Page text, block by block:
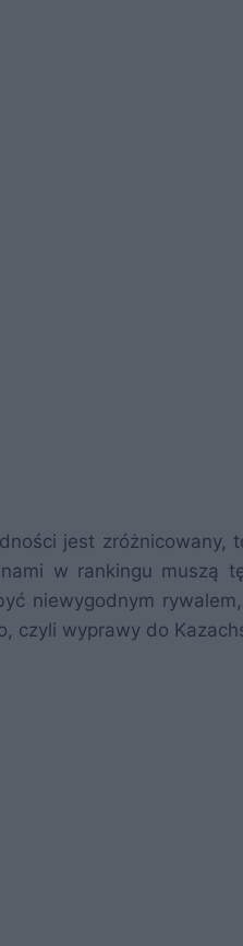
jest zróżnicowany,
w rankingu muszą
niewygodnym
czyli wyprawy do